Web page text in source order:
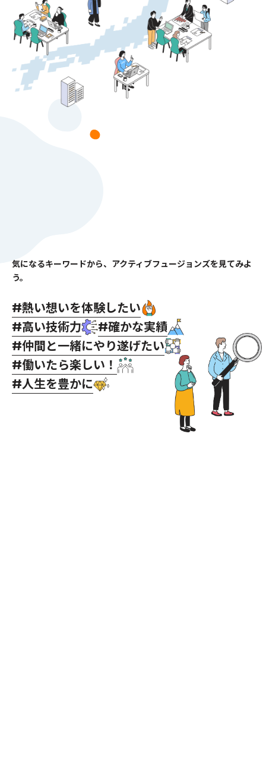
気になるキーワードから、アクティブフュージョンズを見てみよ
う。
#熱い想いを体験したい
#高い技術力 #確かな実績
#仲間と一緒にやり遂げたい
#働いたら楽しい！
#人生を豊かに